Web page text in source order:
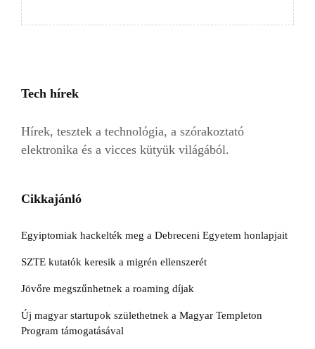
Tech hírek
Hírek, tesztek a technológia, a szórakoztató
elektronika és a vicces kütyük világából.
Cikkajánló
Egyiptomiak hackelték meg a Debreceni Egyetem honlapjait
SZTE kutatók keresik a migrén ellenszerét
Jövőre megszűnhetnek a roaming díjak
Új magyar startupok születhetnek a Magyar Templeton
Program támogatásával